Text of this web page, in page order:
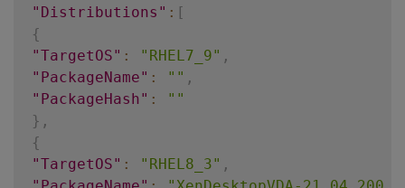
"Distributions" : [
{
"TargetOS" : "RHEL7_9" ,
"PackageName" : "" ,
"PackageHash" :
""
} ,
{
"TargetOS" : "RHEL8_3" ,